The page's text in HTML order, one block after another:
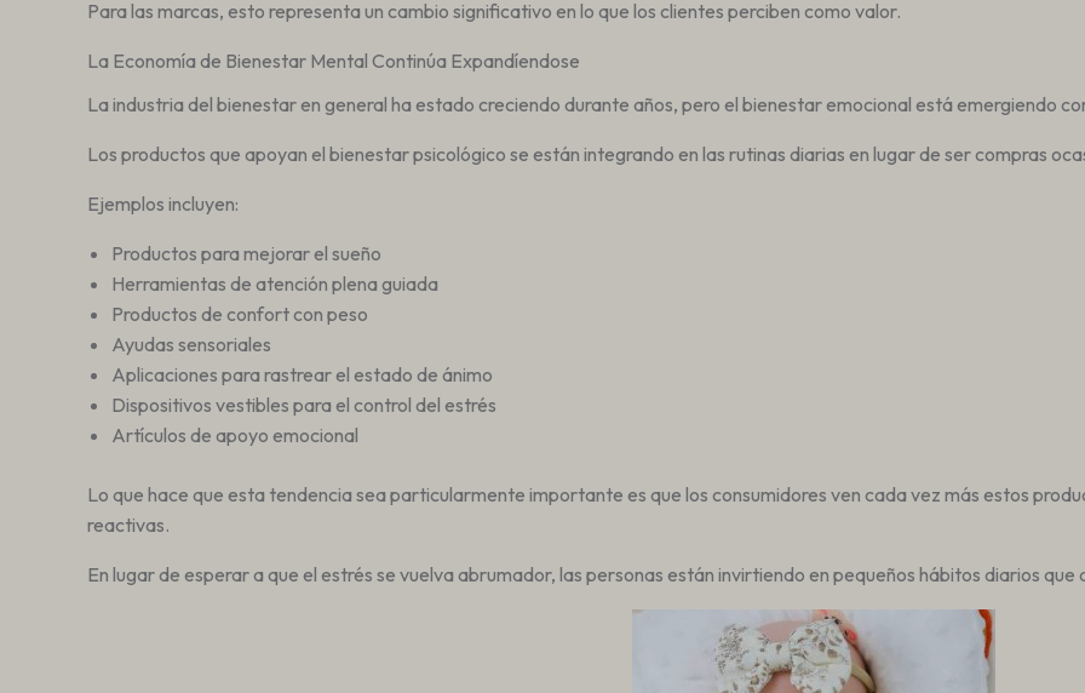
Para las marcas, esto representa un cambio significativo en lo que los clientes perciben como valor.
La Economía de Bienestar Mental Continúa Expandíendose
La industria del bienestar en general ha estado creciendo durante años, pero el bienestar emocional está emergiendo
Los productos que apoyan el bienestar psicológico se están integrando en las rutinas diarias en lugar de ser compras
Ejemplos incluyen:
Productos para mejorar el sueño
Herramientas de atención plena guiada
Productos de confort con peso
Ayudas sensoriales
Aplicaciones para rastrear el estado de ánimo
Dispositivos vestibles para el control del estrés
Artículos de apoyo emocional
Lo que hace que esta tendencia sea particularmente importante es que los consumidores ven cada vez más estos
reactivas.
En lugar de esperar a que el estrés se vuelva abrumador, las personas están invirtiendo en pequeños hábitos diarios